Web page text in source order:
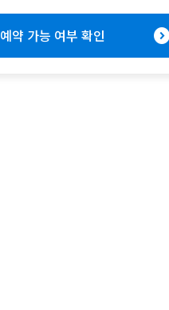
예약 가능 여부 확인 expand_circle_right